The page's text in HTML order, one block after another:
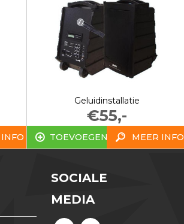
Geluidinstallatie
€55,-
TOEVOEGEN MEER INFO
SOCIALE
MEDIA